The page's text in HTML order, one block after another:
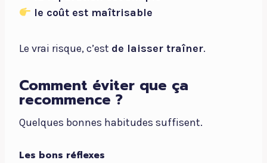
le coût est maîtrisable
Le vrai risque, c’est de laisser traîner.
Comment éviter que ça
recommence ?
Quelques bonnes habitudes suffisent.
Les bons réflexes